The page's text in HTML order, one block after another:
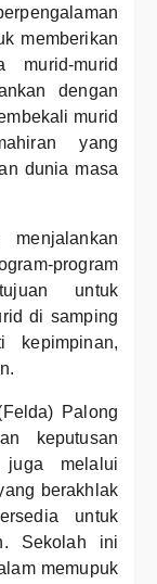
memberikan
murid-murid
dengan
murid
yang
dunia masa
program
untuk
di samping
kepimpinan,
Palong
keputusan
juga melalui
berakhlak
untuk
Sekolah ini
memupuk